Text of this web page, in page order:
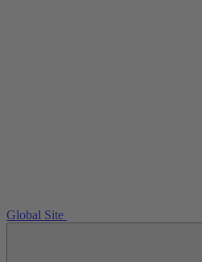
Global Site